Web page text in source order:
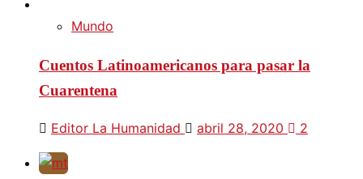
Mundo
Cuentos Latinoamericanos para pasar la
Cuarentena
Editor La Humanidad abril 28, 2020 2